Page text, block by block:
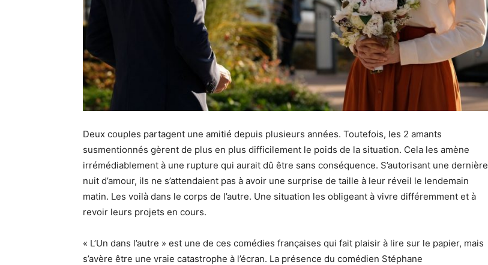
Deux couples partagent une amitié depuis plusieurs années. Toutefois, les 2 amants
susmentionnés gèrent de plus en plus difficilement le poids de la situation. Cela les amène
irrémédiablement à une rupture qui aurait dû être sans conséquence. S’autorisant une dernière
nuit d’amour, ils ne s’attendaient pas à avoir une surprise de taille à leur réveil le lendemain
matin. Les voilà dans le corps de l’autre. Une situation les obligeant à vivre différemment et à
revoir leurs projets en cours.
« L’Un dans l’autre » est une de ces comédies françaises qui fait plaisir à lire sur le papier, mais
s’avère être une vraie catastrophe à l’écran. La présence du comédien Stéphane